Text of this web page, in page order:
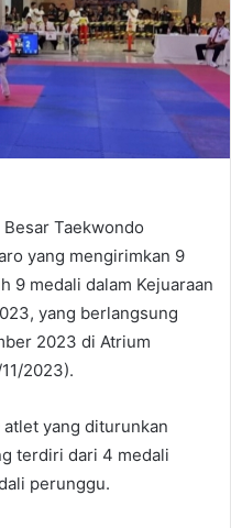
Taekwondo
yang mengirimkan 9
9 medali dalam Kejuaraan
yang berlangsung
2023 di Atrium
2023).
yang diturunkan
terdiri dari 4 medali
perunggu.